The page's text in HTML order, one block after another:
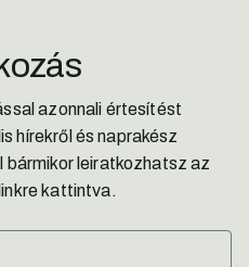
azonnali értesítést
hírekről és naprakész
bármikor leiratkozhatsz az
kattintva.